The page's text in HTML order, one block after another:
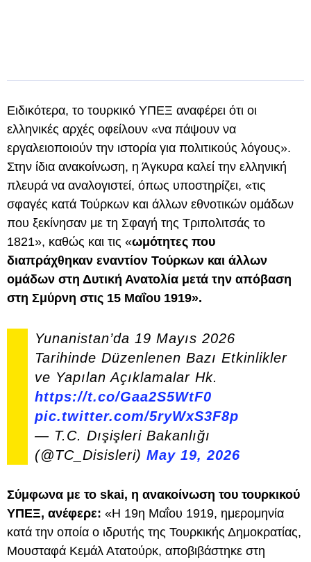
Ειδικότερα, το τουρκικό ΥΠΕΞ αναφέρει ότι οι
ελληνικές αρχές οφείλουν «να πάψουν να
εργαλειοποιούν την ιστορία για πολιτικούς λόγους».
Στην ίδια ανακοίνωση, η Άγκυρα καλεί την ελληνική
πλευρά να αναλογιστεί, όπως υποστηρίζει, «τις
σφαγές κατά Τούρκων και άλλων εθνοτικών ομάδων
που ξεκίνησαν με τη Σφαγή της Τριπολιτσάς το
1821», καθώς και τις «ωμότητες που
διαπράχθηκαν εναντίον Τούρκων και άλλων
ομάδων στη Δυτική Ανατολία μετά την απόβαση
στη Σμύρνη στις 15 Μαΐου 1919».
Yunanistan’da 19 Mayıs 2026
Tarihinde Düzenlenen Bazı Etkinlikler
ve Yapılan Açıklamalar Hk.
https://t.co/Gaa2S5WtF0
pic.twitter.com/5ryWxS3F8p
— T.C. Dışişleri Bakanlığı
(@TC_Disisleri) May 19, 2026
Σύμφωνα με το skai, η ανακοίνωση του τουρκικού
ΥΠΕΞ, ανέφερε: «Η 19η Μαΐου 1919, ημερομηνία
κατά την οποία ο ιδρυτής της Τουρκικής Δημοκρατίας,
Μουσταφά Κεμάλ Ατατούρκ, αποβιβάστηκε στη